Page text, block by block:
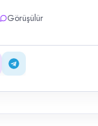
Görüşülür